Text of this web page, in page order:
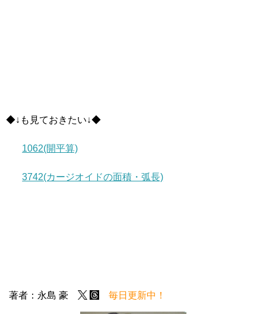
◆↓も見ておきたい↓◆
1062(開平算)
3742(カージオイドの面積・弧長)
著者：永島 豪 毎日更新中！